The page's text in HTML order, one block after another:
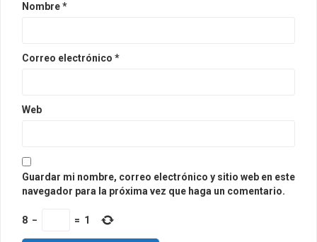
Nombre*
Correo electrónico *
Web
Guardar mi nombre, correo electrónico y sitio web en este
navegador para la próxima vez que haga un comentario.
8 − = 1